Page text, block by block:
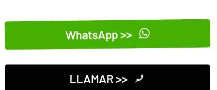
WhatsApp >>
LLAMAR >>